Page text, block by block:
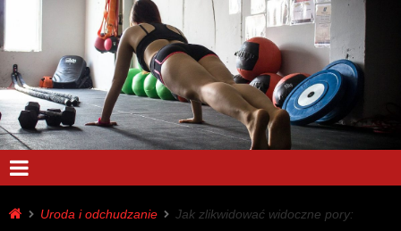
Uroda i odchudzanie
Jak zlikwidować widoczne pory: